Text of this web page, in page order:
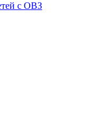
с ОВЗ